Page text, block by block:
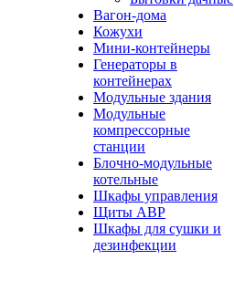
Вагон-дома
Кожухи
Мини-контейнеры
Генераторы в
контейнерах
Модульные здания
Модульные
компрессорные
станции
Блочно-модульные
котельные
Шкафы управления
Щиты АВР
Шкафы для сушки и
дезинфекции